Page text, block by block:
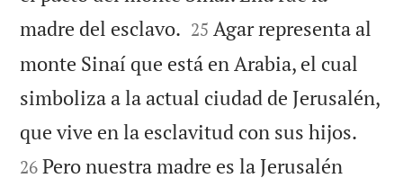
madre del esclavo. 

25 Agar representa al
monte Sinaí que está en Arabia, el cual
simboliza a la actual ciudad de Jerusalén,
que vive en la esclavitud con sus hijos.
26 Pero nuestra madre es la Jerusalén